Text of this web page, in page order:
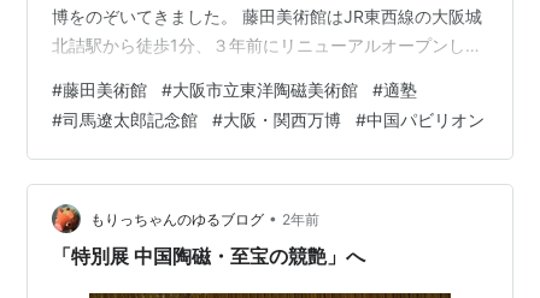
博をのぞいてきました。 藤田美術館はJR東西線の大阪城
北詰駅から徒歩1分、３年前にリニューアルオープンした
作品を鑑賞できました。お目当ては何といっても日本に
四点しかない「曜変天目茶碗」。国宝指定されている三
点のうちの一つが藤田美術館にあるというので、いつか
見たいと思っていました。幸いスマホなら撮影可という
ことでしたが、残念ながら私のスマホでは宇宙の星空の
ような輝きはとらえられませんでした。 今回の…
#藤田美術館 #大阪市立東洋陶磁美術館 #適塾
#司馬遼太郎記念館 #大阪・関西万博 #中国パビリオン
もりっちゃんのゆるブログ • 2年前
「特別展 中国陶磁・至宝の競艶」へ